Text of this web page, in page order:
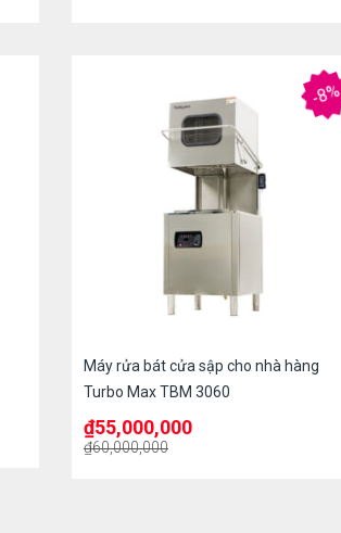
-8%
Máy rửa bát cửa sập cho nhà hàng
Turbo Max TBM 3060
₫60,000,000
₫55,000,000